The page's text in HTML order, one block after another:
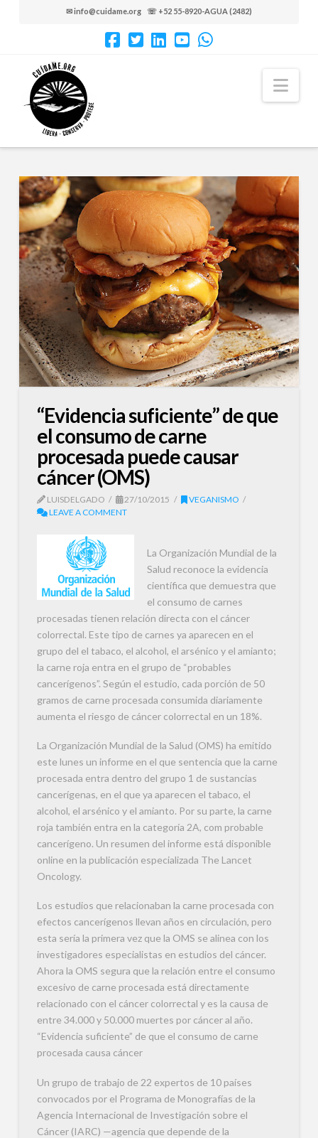
✉ info@cuidame.org ☏ +52 55-8920-AGUA (2482)
“Evidencia suficiente” de que
el consumo de carne
procesada puede causar
cáncer (OMS)
LUISDELGADO 27/10/2015
VEGANISMO
LEAVE A COMMENT
La Organización Mundial de la
Salud reconoce la evidencia
científica que demuestra que
el consumo de carnes
procesadas tienen relación directa con el cáncer
colorrectal. Este tipo de carnes ya aparecen en el
grupo del el tabaco, el alcohol, el arsénico y el amianto;
la carne roja entra en el grupo de “probables
cancerígenos”. Según el estudio, cada porción de 50
gramos de carne procesada consumida diariamente
aumenta el riesgo de cáncer colorrectal en un 18%.
La Organización Mundial de la Salud (OMS) ha emitido
este lunes un informe en el que sentencia que la carne
procesada entra dentro del grupo 1 de sustancias
cancerígenas, en el que ya aparecen el tabaco, el
alcohol, el arsénico y el amianto. Por su parte, la carne
roja también entra en la categoría 2A, com probable
cancerígeno. Un resumen del informe está disponible
online en la publicación especializada The Lancet
Oncology.
Los estudios que relacionaban la carne procesada con
efectos cancerígenos llevan años en circulación, pero
esta sería la primera vez que la OMS se alinea con los
investigadores especialistas en estudios del cáncer.
Ahora la OMS segura que la relación entre el consumo
excesivo de carne procesada está directamente
relacionado con el cáncer colorrectal y es la causa de
entre 34.000 y 50.000 muertes por cáncer al año.
“Evidencia suficiente” de que el consumo de carne
procesada causa cáncer
Un grupo de trabajo de 22 expertos de 10 países
convocados por el Programa de Monografías de la
Agencia Internacional de Investigación sobre el
Cáncer (IARC) —agencia que depende de la